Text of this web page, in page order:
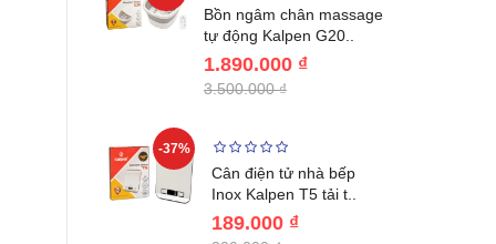
Bồn ngâm chân massage
tự động Kalpen G20..
1.890.000 ₫
3.500.000 ₫
-37%
Cân điện tử nhà bếp
Inox Kalpen T5 tải t..
189.000 ₫